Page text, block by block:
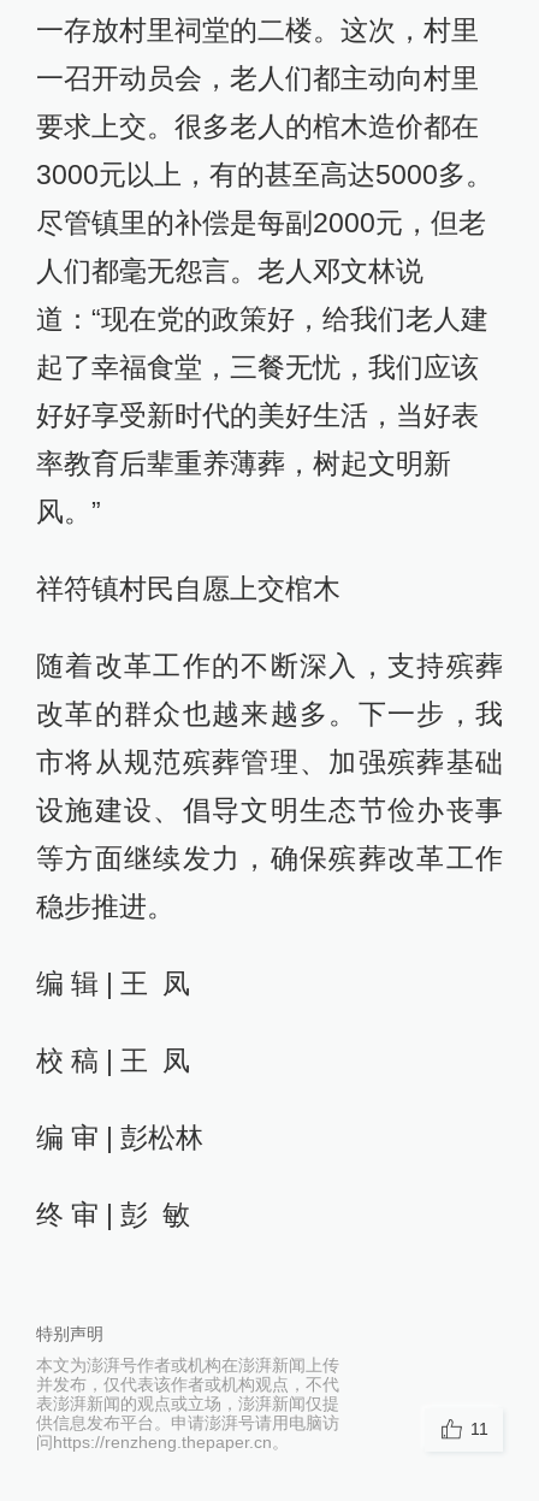
一存放村里祠堂的二楼。这次，村里
一召开动员会，老人们都主动向村里
要求上交。很多老人的棺木造价都在
3000元以上，有的甚至高达5000多。
尽管镇里的补偿是每副2000元，但老
人们都毫无怨言。老人邓文林说
道：“现在党的政策好，给我们老人建
起了幸福食堂，三餐无忧，我们应该
好好享受新时代的美好生活，当好表
率教育后辈重养薄葬，树起文明新
风。”
祥符镇村民自愿上交棺木
随着改革工作的不断深入，支持殡葬
改革的群众也越来越多。下一步，我
市将从规范殡葬管理、加强殡葬基础
设施建设、倡导文明生态节俭办丧事
等方面继续发力，确保殡葬改革工作
稳步推进。
编 辑 | 王 凤
校 稿 | 王 凤
编 审 | 彭松林
终 审 | 彭 敏
特别声明
本文为澎湃号作者或机构在澎湃新闻上传
并发布，仅代表该作者或机构观点，不代
表澎湃新闻的观点或立场，澎湃新闻仅提
供信息发布平台。申请澎湃号请用电脑访
问https://renzheng.thepaper.cn。
11